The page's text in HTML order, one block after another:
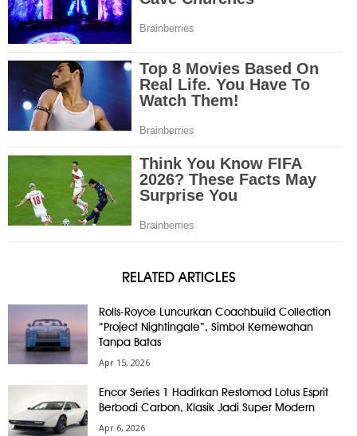
RELATED ARTICLES
Rolls-Royce Luncurkan Coachbuild Collection
“Project Nightingale”, Simbol Kemewahan
Tanpa Batas
Apr 15, 2026
Encor Series 1 Hadirkan Restomod Lotus Esprit
Berbodi Carbon, Klasik Jadi Super Modern
Apr 6, 2026